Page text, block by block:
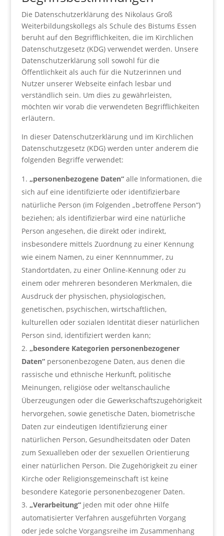
Die Datenschutzerklärung des Nikolaus Groß
Weiterbildungskollegs als Schule des Bistums Essen
beruht auf den Begrifflichkeiten, die im Kirchlichen
Datenschutzgesetz (KDG) verwendet werden. Unsere
Datenschutzerklärung soll sowohl für die
Öffentlichkeit als auch für die Nutzerinnen und
Nutzer unserer Webseite einfach lesbar und
verständlich sein. Um dies zu gewährleisten,
möchten wir vorab die verwendeten Begrifflichkeiten
erläutern.
In dieser Datenschutzerklärung und im Kirchlichen
Datenschutzgesetz (KDG) werden unter anderem die
folgenden Begriffe verwendet:
„personenbezogene Daten“alle Informationen, die
sich auf eine identifizierte oder identifizierbare
natürliche Person (im Folgenden „betroffene Person“)
beziehen; als identifizierbar wird eine natürliche
Person angesehen, die direkt oder indirekt,
insbesondere mittels Zuordnung zu einer Kennung
wie einem Namen, zu einer Kennnummer, zu
Standortdaten, zu einer Online-Kennung oder zu
einem oder mehreren besonderen Merkmalen, die
Ausdruck der physischen, physiologischen,
genetischen, psychischen, wirtschaftlichen,
kulturellen oder sozialen Identität dieser natürlichen
Person sind, identifiziert werden kann;
„besondere Kategorien personenbezogener
Daten“personenbezogene Daten, aus denen die
rassische und ethnische Herkunft, politische
Meinungen, religiöse oder weltanschauliche
Überzeugungen oder die Gewerkschaftszugehörigkeit
hervorgehen, sowie genetische Daten, biometrische
Daten zur eindeutigen Identifizierung einer
natürlichen Person, Gesundheitsdaten oder Daten
zum Sexualleben oder der sexuellen Orientierung
einer natürlichen Person. Die Zugehörigkeit zu einer
Kirche oder Religionsgemeinschaft ist keine
besondere Kategorie personenbezogener Daten.
„Verarbeitung“jeden mit oder ohne Hilfe
automatisierter Verfahren ausgeführten Vorgang
oder jede solche Vorgangsreihe im Zusammenhang